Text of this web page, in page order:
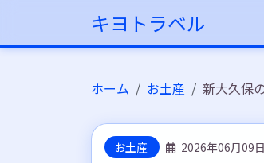
キヨトラベル
ホーム お土産 新大久保
お土産 2026年06月09日